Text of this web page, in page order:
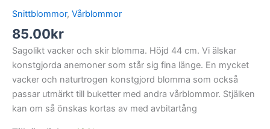
Snittblommor, Vårblommor
85.00kr
Sagolikt vacker och skir blomma. Höjd 44 cm. Vi älskar
konstgjorda anemoner som står sig fina länge. En mycket
vacker och naturtrogen konstgjord blomma som också
passar utmärkt till buketter med andra vårblommor. Stjälken
kan om så önskas kortas av med avbitartång